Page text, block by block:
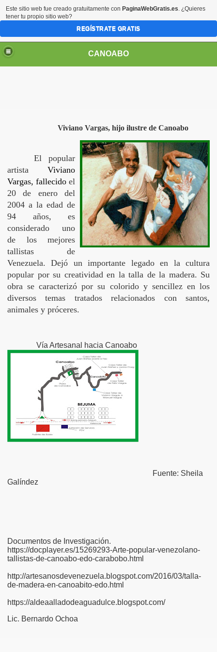
CANOABO
Viviano Vargas, hijo ilustre de Canoabo
El popular
artista Viviano
Vargas, fallecido el
20 de enero del
2004 a la edad de
94 años, es
considerado uno
de los mejores
tallistas de
Venezuela. Dejó un importante legado en la cultura
popular por su creatividad en la talla de la madera. Su
obra se caracterizó por su colorido y sencillez en los
diversos temas tratados relacionados con santos,
animales y próceres.
Vía Artesanal hacia Canoabo
Fuente: Sheila
Galíndez
Documentos de Investigación.
https://docplayer.es/15269293-Arte-popular-venezolano-
tallistas-de-canoabo-edo-carabobo.html
http://artesanosdevenezuela.blogspot.com/2016/03/talla-
de-madera-en-canoabito-edo.html
https://aldeaalladodeaguadulce.blogspot.com/
Lic. Bernardo Ochoa
Este sitio web fue creado gratuitamente con PaginaWebGratis.es. ¿Quieres
tener tu propio sitio web?
REGÍSTRATE GRATIS